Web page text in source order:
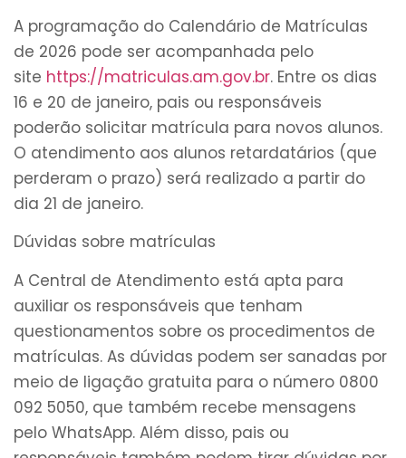
A programação do Calendário de Matrículas
de 2026 pode ser acompanhada pelo
site https://matriculas.am.gov.br. Entre os dias
16 e 20 de janeiro, pais ou responsáveis
poderão solicitar matrícula para novos alunos.
O atendimento aos alunos retardatários (que
perderam o prazo) será realizado a partir do
dia 21 de janeiro.
Dúvidas sobre matrículas
A Central de Atendimento está apta para
auxiliar os responsáveis que tenham
questionamentos sobre os procedimentos de
matrículas. As dúvidas podem ser sanadas por
meio de ligação gratuita para o número 0800
092 5050, que também recebe mensagens
pelo WhatsApp. Além disso, pais ou